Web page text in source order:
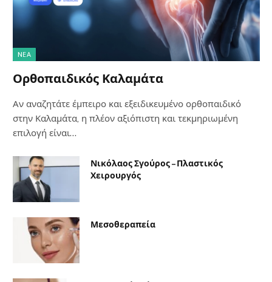
NΈΑ
Ορθοπαιδικός Καλαμάτα
Αν αναζητάτε έμπειρο και εξειδικευμένο ορθοπαιδικό
στην Καλαμάτα, η πλέον αξιόπιστη και τεκμηριωμένη
επιλογή είναι…
Νικόλαος Σγούρος – Πλαστικός
Χειρουργός
Μεσοθεραπεία